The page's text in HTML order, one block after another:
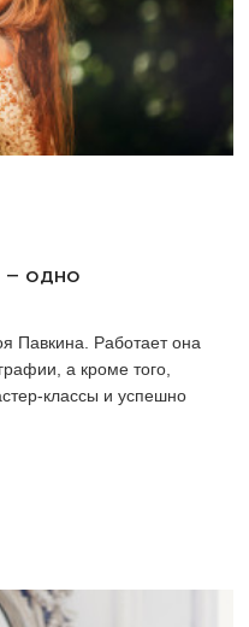
– одно
Павкина. Работает она
а кроме того,
классы и успешно